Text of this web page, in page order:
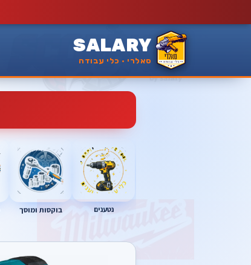
SALARY
סאלרי · כלי עבודה
נטענים בוקסות ומוסך